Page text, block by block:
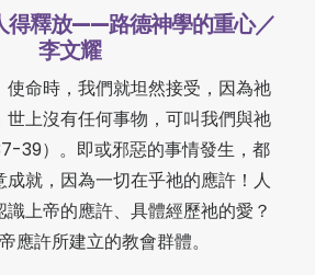
得釋放——路德神學的重心／
李文耀
使命時，我們就坦然接受，因為祂
世上沒有任何事物，可叫我們與祂
39）。即或邪惡的事情發生，都
就，因為一切在乎祂的應許！人
上帝的應許、具體經歷祂的愛？
應許所建立的教會群體。